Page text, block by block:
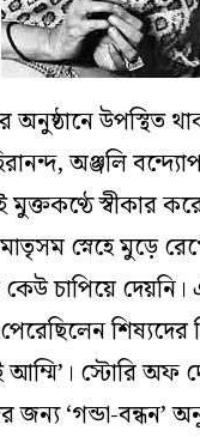
অনুষ্ঠানে উপস্থিত
অঞ্জলি
মুক্তকণ্ঠে স্বীকার
স্নেহে মুড়ে
চাপিয়ে দেয়নি।
শিষ্যদের
স্টোরি অফ
‘গন্ডা-বন্ধন’